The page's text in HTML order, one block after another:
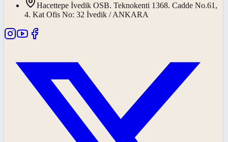
Hacettepe İvedik OSB. Teknokenti 1368. Cadde No.61,
4. Kat Ofis No: 32 İvedik / ANKARA